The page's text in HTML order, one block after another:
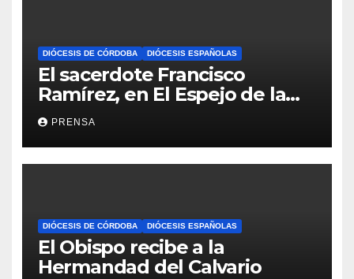
DIÓCESIS DE CÓRDOBA DIÓCESIS ESPAÑOLAS
El sacerdote Francisco
Ramírez, en El Espejo de la
Iglesia
PRENSA
DIÓCESIS DE CÓRDOBA DIÓCESIS ESPAÑOLAS
El Obispo recibe a la
Hermandad del Calvario